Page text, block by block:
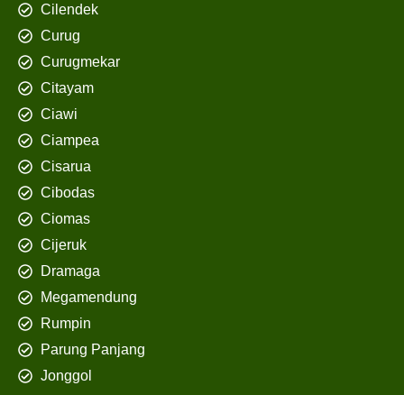
Cilendek
Curug
Curugmekar
Citayam
Ciawi
Ciampea
Cisarua
Cibodas
Ciomas
Cijeruk
Dramaga
Megamendung
Rumpin
Parung Panjang
Jonggol